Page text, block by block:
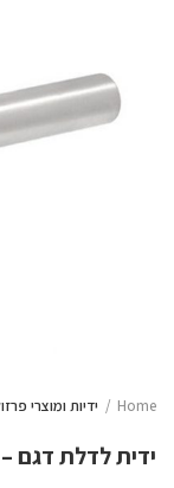
Home ידיות ומוצרי
ידית לדלת דגם –